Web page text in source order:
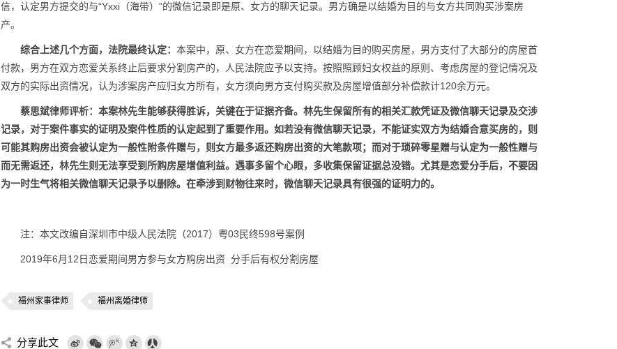
信，认定男方提交的与“Yxxi（海带）”的微信记录即是原、女方的聊天记录。男方确是以结婚为目的与女方共同购买涉案房
产。
综合上述几个方面，法院最终认定： 本案中，原、女方在恋爱期间，以结婚为目的购买房屋，男方支付了大部分的房屋首
付款，男方在双方恋爱关系终止后要求分割房产的，人民法院应予以支持。按照照顾妇女权益的原则、考虑房屋的登记情况及
双方的实际出资情况，认为涉案房产应归女方所有，女方须向男方支付购买款及房屋增值部分补偿款计120余万元。
蔡思斌律师评析：本案林先生能够获得胜诉，关键在于证据齐备。林先生保留所有的相关汇款凭证及微信聊天记录及交涉
记录，对于案件事实的证明及案件性质的认定起到了重要作用。如若没有微信聊天记录，不能证实双方为结婚合意买房的，则
可能其购房出资会被认定为一般性附条件赠与，则女方最多返还购房出资的大笔款项；而对于琐碎零星赠与认定为一般性赠与
而无需返还，林先生则无法享受到所购房屋增值利益。遇事多留个心眼，多收集保留证据总没错。尤其是恋爱分手后，不要因
为一时生气将相关微信聊天记录予以删除。在牵涉到财物往来时，微信聊天记录具有很强的证明力的。
注：本文改编自深圳市中级人民法院（2017）粤03民终598号案例
2019年6月12日恋爱期间男方参与女方购房出资 分手后有权分割房屋
福州家事律师 福州离婚律师
分享此文